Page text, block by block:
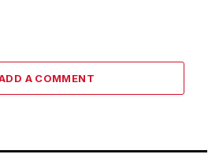
A COMMENT